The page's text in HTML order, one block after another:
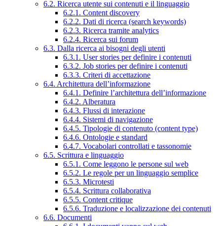
6.2. Ricerca utente sui contenuti e il linguaggio
6.2.1. Content discovery
6.2.2. Dati di ricerca (search keywords)
6.2.3. Ricerca tramite analytics
6.2.4. Ricerca sui forum
6.3. Dalla ricerca ai bisogni degli utenti
6.3.1. User stories per definire i contenuti
6.3.2. Job stories per definire i contenuti
6.3.3. Criteri di accettazione
6.4. Architettura dell’informazione
6.4.1. Definire l’architettura dell’informazione
6.4.2. Alberatura
6.4.3. Flussi di interazione
6.4.4. Sistemi di navigazione
6.4.5. Tipologie di contenuto (content type)
6.4.6. Ontologie e standard
6.4.7. Vocabolari controllati e tassonomie
6.5. Scrittura e linguaggio
6.5.1. Come leggono le persone sul web
6.5.2. Le regole per un linguaggio semplice
6.5.3. Microtesti
6.5.4. Scrittura collaborativa
6.5.5. Content critique
6.5.6. Traduzione e localizzazione dei contenuti
6.6. Documenti